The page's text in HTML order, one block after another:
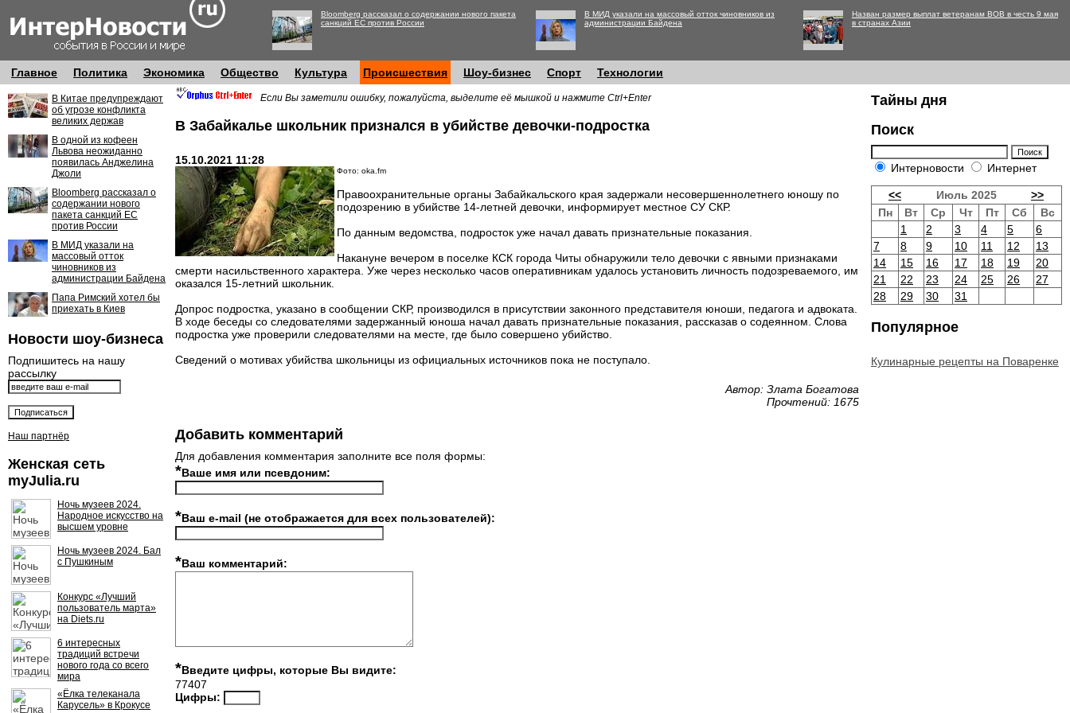
Bloomberg рассказал о содержании нового пакета
санкций ЕС против России
В МИД указали на массовый отток чиновников из
администрации Байдена
Назван размер выплат ветеранам ВОВ в честь 9 мая
в странах Азии
Главное Политика Экономика Общество Культура Происшествия Шоу-бизнес Спорт Технологии
В Китае предупреждают
об угрозе конфликта
великих держав
В одной из кофеен
Львова неожиданно
появилась Анджелина
Джоли
Bloomberg рассказал о
содержании нового
пакета санкций ЕС
против России
В МИД указали на
массовый отток
чиновников из
администрации Байдена
Папа Римский хотел бы
приехать в Киев
Новости шоу-бизнеса
Подпишитесь на нашу
рассылку
Наш партнёр
Женская сеть
myJulia.ru
Ночь музеев 2024.
Народное искусство на
высшем уровне
Ночь музеев 2024. Бал
с Пушкиным
Конкурс «Лучший
пользователь марта»
на Diets.ru
6 интересных
традиций встречи
нового года со всего
мира
«Ёлка телеканала
Карусель» в Крокусе
Если Вы заметили ошибку, пожалуйста, выделите её мышкой и нажмите Ctrl+Enter
В Забайкалье школьник признался в убийстве девочки-подростка
15.10.2021 11:28
Фото: oka.fm
Правоохранительные органы Забайкальского края задержали несовершеннолетнего юношу по
подозрению в убийстве 14-летней девочки, информирует местное СУ СКР.
По данным ведомства, подросток уже начал давать признательные показания.
Накануне вечером в поселке КСК города Читы обнаружили тело девочки с явными признаками
смерти насильственного характера. Уже через несколько часов оперативникам удалось установить личность подозреваемого, им
оказался 15-летний школьник.
Допрос подростка, указано в сообщении СКР, производился в присутствии законного представителя юноши, педагога и адвоката.
В ходе беседы со следователями задержанный юноша начал давать признательные показания, рассказав о содеянном. Слова
подростка уже проверили следователями на месте, где было совершено убийство.
Сведений о мотивах убийства школьницы из официальных источников пока не поступало.
Автор: Злата Богатова
Прочтений: 1675
Добавить комментарий
Для добавления комментария заполните все поля формы:
*Ваше имя или псевдоним:
*Ваш e-mail (не отображается для всех пользователей):
*Ваш комментарий:
*Введите цифры, которые Вы видите:
77407
Цифры:
Тайны дня
Поиск
Интерновости Интернет
<< Июль 2025
>>
Пн
Вт Ср Чт Пт Сб
Вс
1
2 3 4 5
6
7
8 9 10 11 12
13
14
15 16 17 18 19
20
21
22 23 24 25 26
27
28
29 30 31
Популярное
Кулинарные рецепты на Поваренке